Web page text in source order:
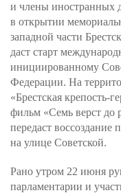
и члены иностранных
в открытии
западной части
даст старт
инициированному
Федерации. На
«Брестская крепость-
фильм «Семь верст до
передаст воссоздание
на улице Советской.
Рано утром 22 июня
парламентарии и